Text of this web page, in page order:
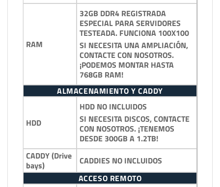
RAM
32GB DDR4 REGISTRADA
ESPECIAL PARA SERVIDORES
TESTEADA. FUNCIONA 100X100
SI NECESITA UNA AMPLIACIÓN,
CONTACTE CON NOSOTROS.
¡PODEMOS MONTAR HASTA
768GB RAM!
ALMACENAMIENTO Y CADDY
HDD
HDD NO INCLUIDOS
SI NECESITA DISCOS, CONTACTE
CON NOSOTROS. ¡TENEMOS
DESDE 300GB A 1.2TB!
CADDY (Drive
bays)
CADDIES NO INCLUIDOS
ACCESO REMOTO